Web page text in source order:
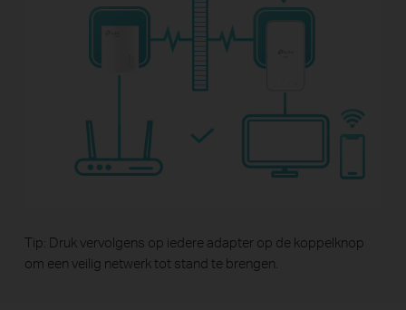
Tip: Druk vervolgens op iedere adapter op de koppelknop
om een veilig netwerk tot stand te brengen.